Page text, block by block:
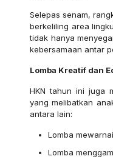
Selepas senam,
berkeliling area
tidak hanya
kebersamaan antar
Lomba Kreatif dan
HKN tahun ini juga
yang melibatkan
antara lain:
Lomba
Lomba